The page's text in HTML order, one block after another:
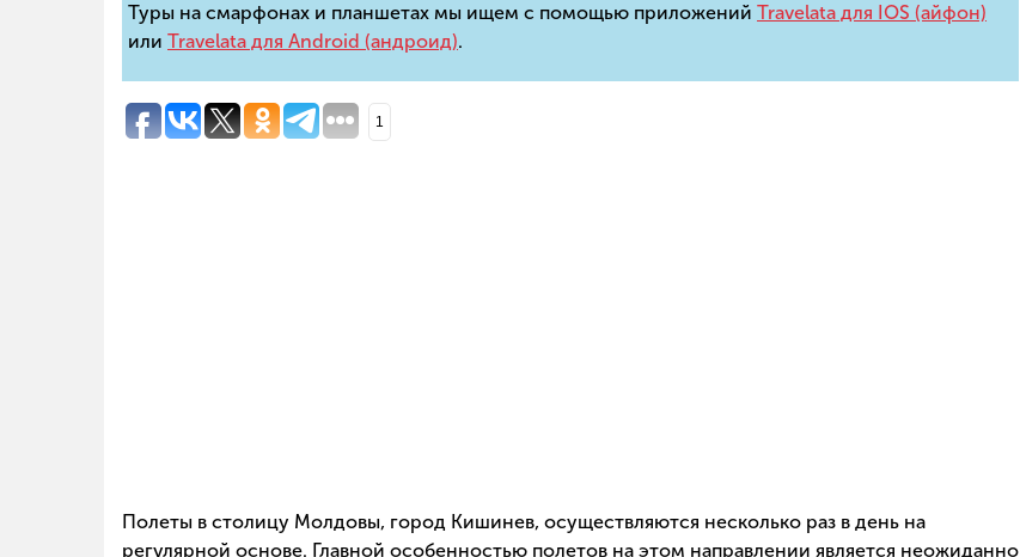
Туры на смарфонах и планшетах мы ищем с помощью приложений Travelata для IOS (айфон)
или Travelata для Android (андроид).
1
Полеты в столицу Молдовы, город Кишинев, осуществляются несколько раз в день на
регулярной основе. Главной особенностью полетов на этом направлении является неожиданно